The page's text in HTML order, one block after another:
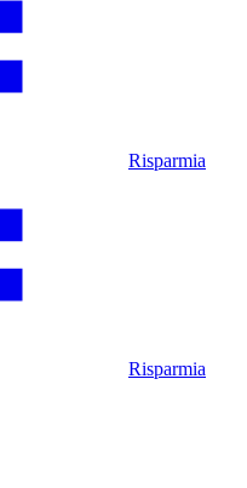
Risparmia
Risparmia